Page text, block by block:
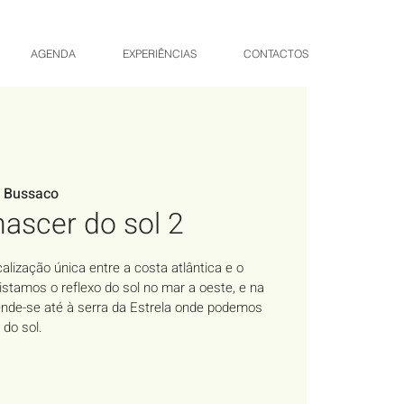
AGENDA EXPERIÊNCIAS CONTACTOS
do sol 2
única entre a costa atlântica e o
o reflexo do sol no mar a oeste, e na
se até à serra da Estrela onde podemos
sol.